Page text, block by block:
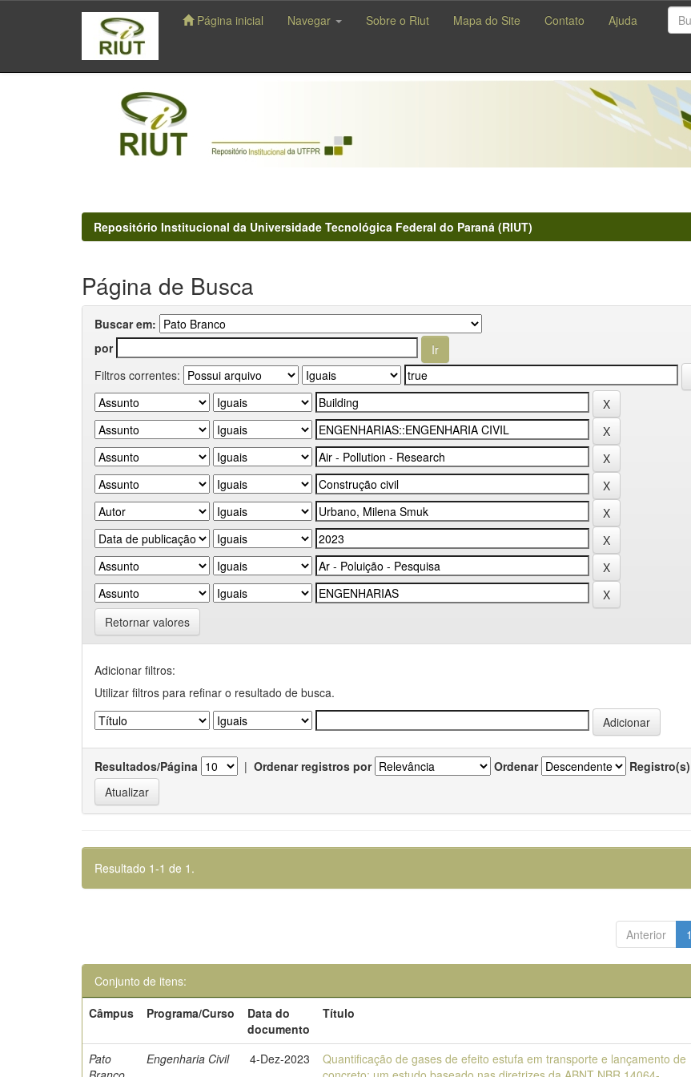
navigation
Página inicial Navegar Sobre o Riut Mapa do Site Contato Ajuda
Repositório Institucional da Universidade Tecnológica Federal do Paraná (RIUT)
Página de Busca
Buscar em:
por
Filtros correntes:
Retornar valores
Adicionar filtros:
Utilizar filtros para refinar o resultado de busca.
Resultados/Página | Ordenar registros por Ordenar Registro(s)
Resultado 1-1 de 1.
Anterior 1
Conjunto de itens:
Câmpus
Programa/Curso
Data do
documento
Título
Pato
Engenharia Civil 4-Dez-2023
Quantificação de gases de efeito estufa em transporte e lançamento de